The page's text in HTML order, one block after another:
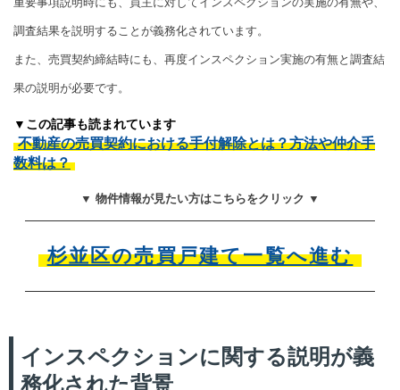
調査結果を説明することが義務化されています。
また、売買契約締結時にも、再度インスペクション実施の有無と調査結
果の説明が必要です。
▼この記事も読まれています
不動産の売買契約における手付解除とは？方法や仲介手
数料は？
▼ 物件情報が見たい方はこちらをクリック ▼
杉並区の売買戸建て一覧へ進む
インスペクションに関する説明が義
務化された背景